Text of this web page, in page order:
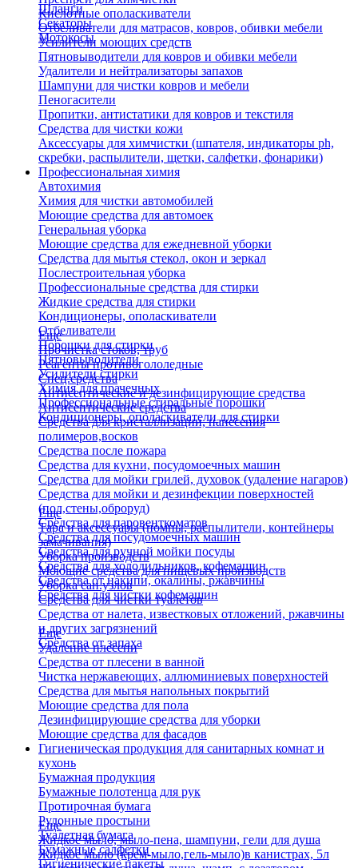
Шланги
Секаторы
Мотокосы
Кислотные ополаскиватели
Отбеливатели для матрасов, ковров, обивки мебели
Усилители моющих средств
Пятновыводители для ковров и обивки мебели
Удалители и нейтрализаторы запахов
Шампуни для чистки ковров и мебели
Пеногасители
Пропитки, антистатики для ковров и текстиля
Средства для чистки кожи
Аксессуары для химчистки (шпателя, индикаторы ph,
скребки, распылители, щетки, салфетки, фонарики)
Профессиональная химия
Автохимия
Химия для чистки автомобилей
Моющие средства для автомоек
Генеральная уборка
Моющие средства для ежедневной уборки
Средства для мытья стекол, окон и зеркал
Послестроительная уборка
Профессиональные средства для стирки
Жидкие средства для стирки
Кондиционеры, ополаскиватели
Отбеливатели
Порошки для стирки
Пятновыводители
Усилители стирки
Химия для прачечных
Профессиональные стиральные порошки
Кондиционеры, ополаскиватели для стирки
Еще
Прочистка стоков, труб
Реагенты противогололедные
Спец.средства
Антисептические и дезинфицирующие средства
Антисептические средства
Средства для кристаллизации, нанесения
полимеров,восков
Средства после пожара
Средства для кухни, посудомоечных машин
Средства для мойки грилей, духовок (удаление нагаров)
Средства для мойки и дезинфекции поверхностей
(пол,стены,оброруд)
Средства для паровенткоматов
Средства для посудомоечных машин
Средства для ручной мойки посуды
Средства для холодильников, кофемашин
Средства от накипи, окалины, ржавчины
Средства для чистки кофемашин
Еще
Тара и аксессуары (помпы, распылители, контейнеры
замачивания)
Уборка производств
Моющие средства для пищевых производств
Уборка сан.узлов
Средства для чистки туалетов
Средства от налета, известковых отложений, ржавчины
и других загрязнений
Средства от запаха
Еще
Удаление плесени
Средства от плесени в ванной
Чистка нержавеющих, аллюминиевых поверхностей
Средства для мытья напольных покрытий
Моющие средства для пола
Дезинфицирующие средства для уборки
Моющие средства для фасадов
Гигиеническая продукция для санитарных комнат и
кухонь
Бумажная продукция
Бумажные полотенца для рук
Протирочная бумага
Рулонные простыни
Туалетная бумага
Бумажные салфетки
Гигиенические пакеты
Еще
Жидкое мыло, мыло-пена, шампуни, гели для душа
Жидкое мыло (крем-мыло,гель-мыло)в канистрах, 5л